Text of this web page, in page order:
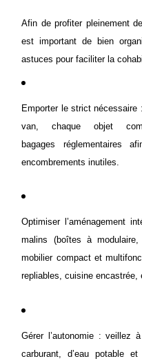
Afin de profiter pleinement
est important de bien
astuces pour faciliter la
Emporter le strict
van, chaque objet
bagages réglementaires
encombrements inutiles.
Optimiser l’aménagement
malins (boîtes à
mobilier compact et
repliables, cuisine encastrée,
Gérer l’autonomie : veillez
carburant, d’eau potable